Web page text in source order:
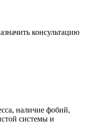
консультацию
наличие фобий,
системы и